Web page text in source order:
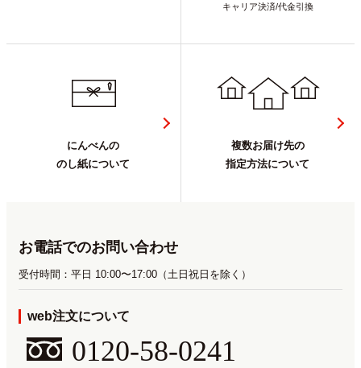
キャリア決済/代金引換
にんべんの
のし紙について
複数お届け先の
指定方法について
お電話でのお問い合わせ
受付時間：平日 10:00〜17:00（土日祝日を除く）
web注文について
0120-58-0241